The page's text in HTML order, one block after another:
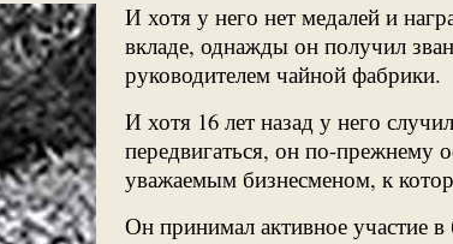
И хотя у него нет медалей и
вкладе, однажды он получил
руководителем чайной фабрики.
И хотя 16 лет назад у него
передвигаться, он по-прежнему
уважаемым бизнесменом, к
Он принимал активное участие